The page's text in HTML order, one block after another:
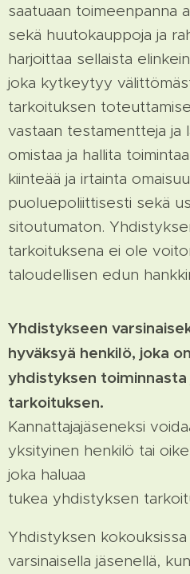
saatuaan toimeenpanna
sekä huutokauppoja ja
harjoittaa sellaista
joka kytkeytyy
tarkoituksen
vastaan testamentteja ja
omistaa ja hallita
kiinteää ja irtainta
puoluepoliittisesti sekä
sitoutumaton.
tarkoituksena ei ole
taloudellisen edun
Yhdistykseen
hyväksyä henkilö, joka
yhdistyksen toiminnasta
tarkoituksen.
Kannattajajäseneksi
yksityinen henkilö tai
joka haluaa
tukea yhdistyksen
Yhdistyksen kokouksissa
varsinaisella jäsenellä,